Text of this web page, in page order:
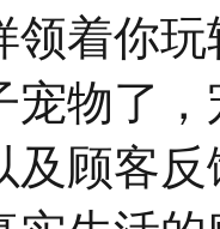
领着你
宠物了
及顾客